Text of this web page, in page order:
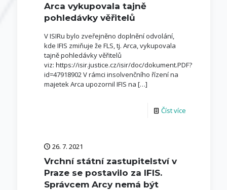
Arca vykupovala tajně
pohledávky věřitelů
V ISIRu bylo zveřejněno doplnění odvolání,
kde IFIS zmiňuje že FLS, tj. Arca, vykupovala
tajně pohledávky věřitelů
viz: https://isir.justice.cz/isir/doc/dokument.PDF?
id=47918902 V rámci insolvenčního řízení na
majetek Arca upozornil IFIS na […]
Číst více
26. 7. 2021
Vrchní státní zastupitelství v
Praze se postavilo za IFIS.
Správcem Arcy nemá být